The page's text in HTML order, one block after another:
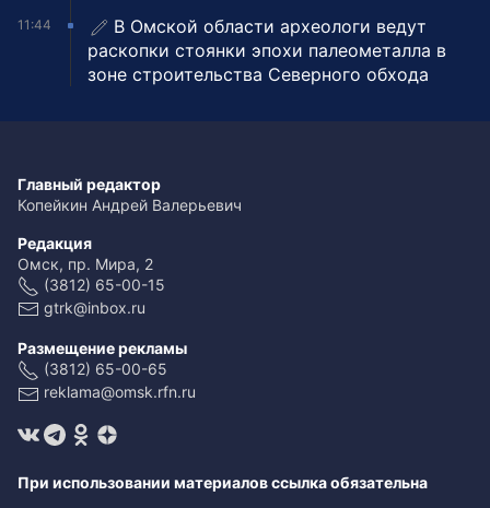
11:44
В Омской области археологи ведут
раскопки стоянки эпохи палеометалла в
зоне строительства Северного обхода
Главный редактор
Копейкин Андрей Валерьевич
Редакция
Омск, пр. Мира, 2
(3812) 65-00-15
gtrk@inbox.ru
Размещение рекламы
(3812) 65-00-65
reklama@omsk.rfn.ru
При использовании материалов ссылка обязательна